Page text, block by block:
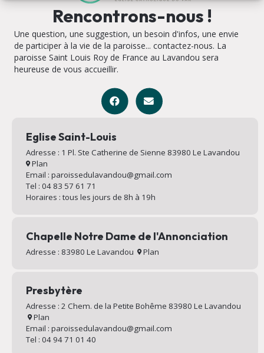
Rencontrons-nous !
Une question, une suggestion, un besoin d'infos, une envie
de participer à la vie de la paroisse... contactez-nous. La
paroisse Saint Louis Roy de France au Lavandou sera
heureuse de vous accueillir.
Eglise Saint-Louis
Adresse : 1 Pl. Ste Catherine de Sienne 83980 Le Lavandou
Plan
Email : paroissedulavandou@gmail.com
Tel : 04 83 57 61 71
Horaires : tous les jours de 8h à 19h
Chapelle Notre Dame de l'Annonciation
Adresse : 83980 Le Lavandou Plan
Presbytère
Adresse : 2 Chem. de la Petite Bohême 83980 Le Lavandou
Plan
Email : paroissedulavandou@gmail.com
Tel : 04 94 71 01 40